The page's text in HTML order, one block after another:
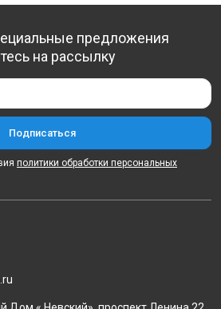
предложения
на рассылку
политики обработки персональных